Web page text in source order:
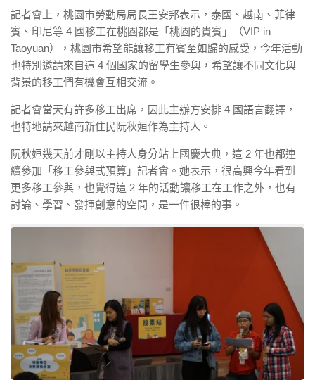
記者會上，桃園市勞動局局長王安邦表示，泰國、越南、菲律
賓、印尼等 4 國移工在桃園都是「桃園的貴賓」（VIP in
Taoyuan），桃園市希望能讓移工有賓至如歸的感受，今年活動
也特別邀請來自這 4 個國家的留學生參與，希望讓不同文化與
背景的移工們有機會互相交流。
記者會當天有許多移工出席，因此主辦方安排 4 國語言翻譯，
也特地請來越南新住民阮秋姮作為主持人。
阮秋姮幾天前才剛以主持人身分站上國慶大典，這 2 年也都連
續參加「移工參與式預算」記者會。她表示，很高興今年看到
更多移工參與，也覺得這 2 年的活動讓移工在工作之外，也有
討論、學習、發揮創意的空間，是一件很棒的事。